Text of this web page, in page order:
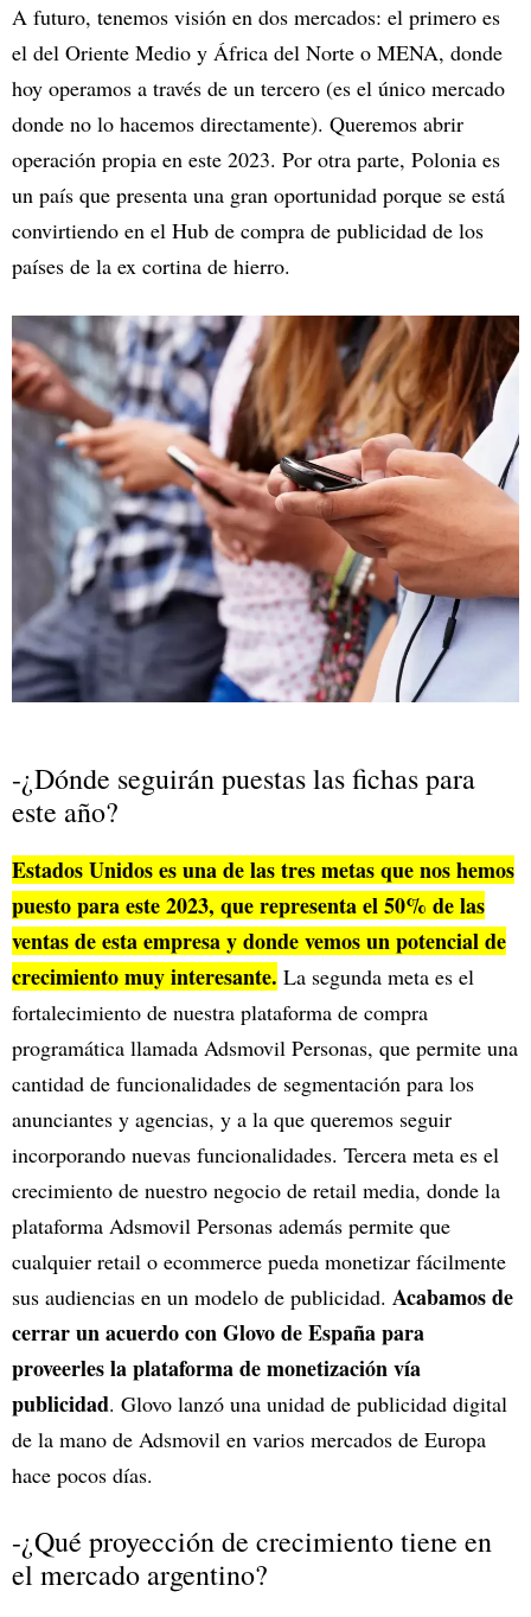
A futuro, tenemos visión en dos mercados: el primero es
el del Oriente Medio y África del Norte o MENA, donde
hoy operamos a través de un tercero (es el único mercado
donde no lo hacemos directamente). Queremos abrir
operación propia en este 2023. Por otra parte, Polonia es
un país que presenta una gran oportunidad porque se está
convirtiendo en el Hub de compra de publicidad de los
países de la ex cortina de hierro.
-¿Dónde seguirán puestas las fichas para
este año?
Estados Unidos es una de las tres metas que nos hemos
puesto para este 2023, que representa el 50% de las
ventas de esta empresa y donde vemos un potencial de
crecimiento muy interesante. La segunda meta es el
fortalecimiento de nuestra plataforma de compra
programática llamada Adsmovil Personas, que permite una
cantidad de funcionalidades de segmentación para los
anunciantes y agencias, y a la que queremos seguir
incorporando nuevas funcionalidades. Tercera meta es el
crecimiento de nuestro negocio de retail media, donde la
plataforma Adsmovil Personas además permite que
cualquier retail o ecommerce pueda monetizar fácilmente
sus audiencias en un modelo de publicidad. Acabamos de
cerrar un acuerdo con Glovo de España para
proveerles la plataforma de monetización vía
publicidad. Glovo lanzó una unidad de publicidad digital
de la mano de Adsmovil en varios mercados de Europa
hace pocos días.
-¿Qué proyección de crecimiento tiene en
el mercado argentino?